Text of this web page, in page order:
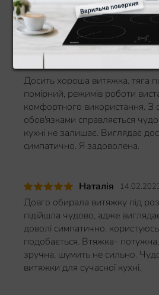
Відгуки про
AKPO WK-7 P3060
Віка
Досить хороша витяжка. тяга
помірний, режимів роботи
комфортного використання. З
обов'язками справляється
кухні не залишає. Виглядає
симпатично. Я задоволена.
Наталія
Довго обирала витяжку під
підійшла чудово, адже
доволі симпатично.
подобається. Втяжка-
зручна, шумить не сильно.
витяжки для сучасної кухні.